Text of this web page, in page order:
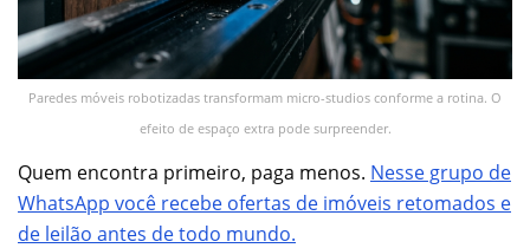
Paredes móveis robotizadas transformam micro-studios conforme a rotina. O
efeito de espaço extra pode surpreender.
Quem encontra primeiro, paga menos. Nesse grupo de
WhatsApp você recebe ofertas de imóveis retomados e
de leilão antes de todo mundo.